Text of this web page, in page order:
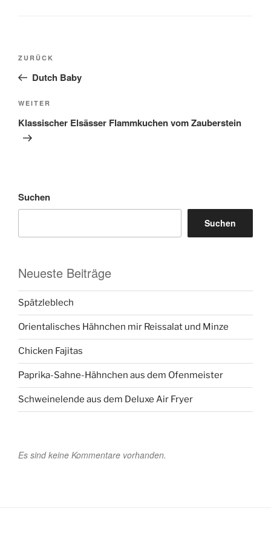
Beitragsnavigation
Vorheriger
Beitrag
ZURÜCK
Dutch Baby
Nächster
Beitrag
WEITER
Klassischer Elsässer Flammkuchen vom Zauberstein
Suchen
Suchen
Neueste Beiträge
Spätzleblech
Orientalisches Hähnchen mir Reissalat und Minze
Chicken Fajitas
Paprika-Sahne-Hähnchen aus dem Ofenmeister
Schweinelende aus dem Deluxe Air Fryer
Es sind keine Kommentare vorhanden.